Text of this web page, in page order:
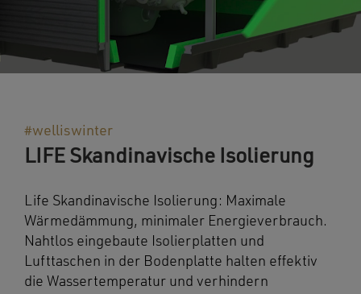
#welliswinter
LIFE Skandinavische Isolierung
Life Skandinavische Isolierung: Maximale
Wärmedämmung, minimaler Energieverbrauch.
Nahtlos eingebaute Isolierplatten und
Lufttaschen in der Bodenplatte halten effektiv
die Wassertemperatur und verhindern